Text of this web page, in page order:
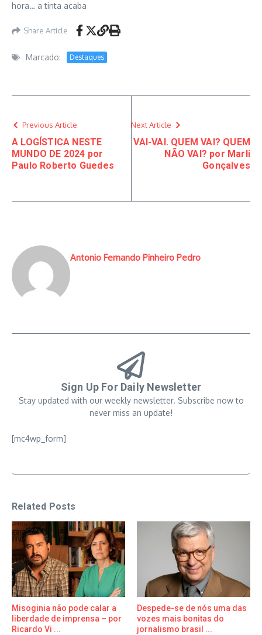
hora… a tinta acaba
Share Article
Marcado: Destaques
Previous Article
A LOGÍSTICA NESTE
MUNDO DE 2024 por
Paulo Roberto Guedes
Next Article
VAI-VAI. QUEM VAI? QUEM
NÃO VAI? por Marli
Gonçalves
Antonio Fernando Pinheiro Pedro
Sign Up For Daily Newsletter
Stay updated with our weekly newsletter. Subscribe now to
never miss an update!
[mc4wp_form]
Related Posts
Misoginia não pode calar a
liberdade de imprensa – por
Ricardo Vi ...
Despede-se de nós uma das
vozes mais bonitas do
jornalismo brasil ...